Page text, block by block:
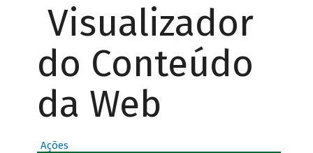
Visualizador
do Conteúdo
da Web
Ações